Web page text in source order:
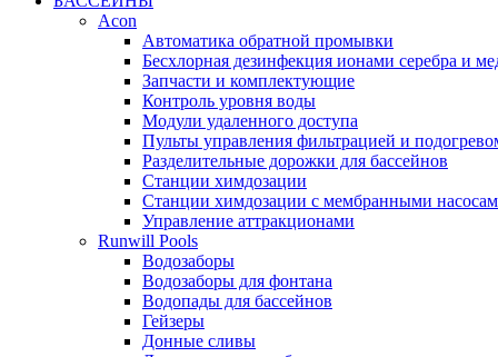
Acon
Автоматика обратной промывки
Беcхлорная дезинфекция ионами серебра и
Запчасти и комплектующие
Контроль уровня воды
Модули удаленного доступа
Пульты управления фильтрацией и
Разделительные дорожки для бассейнов
Станции химдозации
Станции химдозации с мембранными
Управление аттракционами
Runwill Pools
Водозаборы
Водозаборы для фонтана
Водопады для бассейнов
Гейзеры
Донные сливы